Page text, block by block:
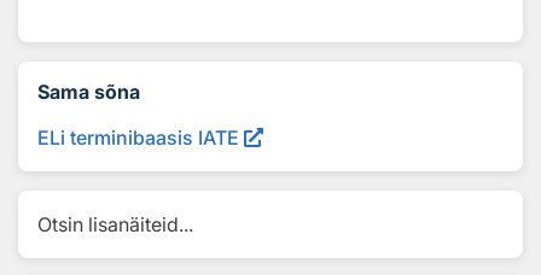
Sama sõna
ELi terminibaasis IATE
Otsin lisanäiteid...